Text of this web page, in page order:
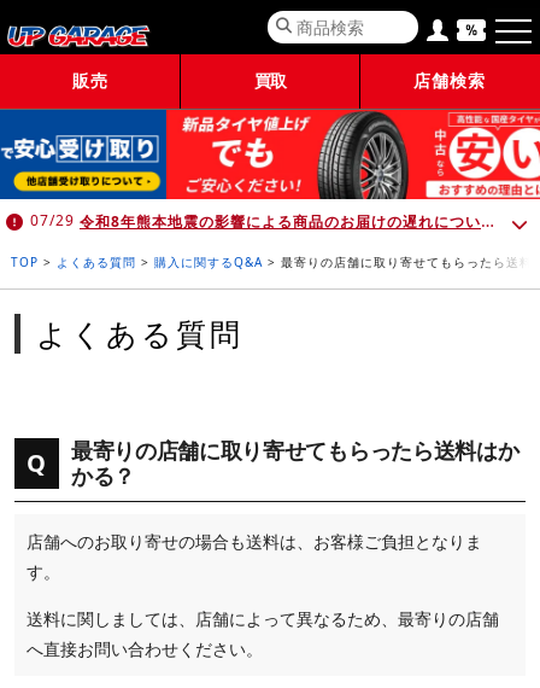
販売 買取 店舗検索
07/29 令和8年熊本地震の影響による商品のお届けの遅れについて （7月30日 10:00時点）
TOP > よくある質問 > 購入に関するQ&A> 最寄りの店舗に取り寄せてもらったら送料
よくある質問
Q
最寄りの店舗に取り寄せてもらったら送料はか
かる？
店舗へのお取り寄せの場合も送料は、お客様ご負担となりま
す。
送料に関しましては、店舗によって異なるため、最寄りの店舗
へ直接お問い合わせください。